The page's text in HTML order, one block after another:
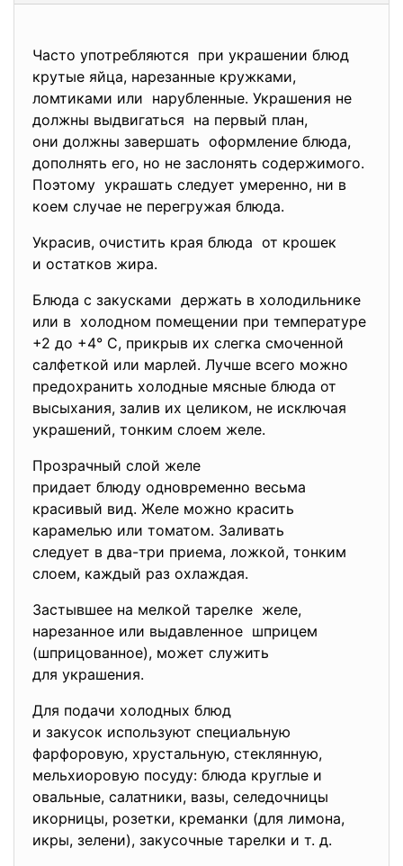
Часто употребляются при украшении блюд
крутые яйца, нарезанные кружками,
ломтиками или нарубленные. Украшения не
должны выдвигаться на первый план,
они должны завершать оформление блюда,
дополнять его, но не заслонять содержимого.
Поэтому украшать следует умеренно, ни в
коем случае не перегружая блюда.
Украсив, очистить края блюда от крошек
и остатков жира.
Блюда с закусками держать в холодильнике
или в холодном помещении при температуре
+2 до +4° С, прикрыв их слегка смоченной
салфеткой или марлей. Лучше всего можно
предохранить холодные мясные блюда от
высыхания, залив их целиком, не исключая
украшений, тонким слоем желе.
Прозрачный слой желе
придает блюду одновременно весьма
красивый вид. Желе можно красить
карамелью или томатом. Заливать
следует в два-три приема, ложкой, тонким
слоем, каждый раз охлаждая.
Застывшее на мелкой тарелке желе,
нарезанное или выдавленное шприцем
(шприцованное), может служить
для украшения.
Для подачи холодных блюд
и закусок используют специальную
фарфоровую, хрустальную, стеклянную,
мельхиоровую посуду: блюда круглые и
овальные, салатники, вазы, селедочницы
икорницы, розетки, креманки (для лимона,
икры, зелени), закусочные тарелки и т. д.